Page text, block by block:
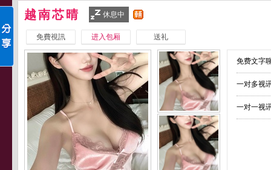
越南芯晴 休息中
免費視訊 进入包厢 送礼
免费文字
一对多视
一对一视